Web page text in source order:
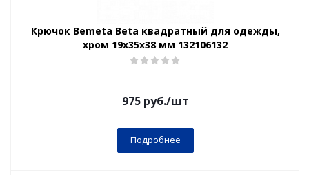
Крючок Bemeta Beta квадратный для одежды,
хром 19x35x38 мм 132106132
975руб./шт
Подробнее